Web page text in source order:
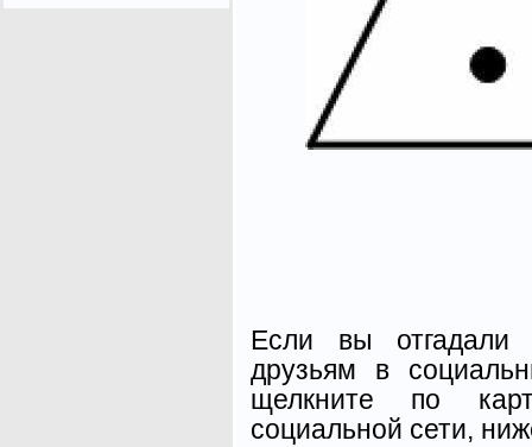
Если вы отгадали
друзьям в
щелкните по
социальной сети,